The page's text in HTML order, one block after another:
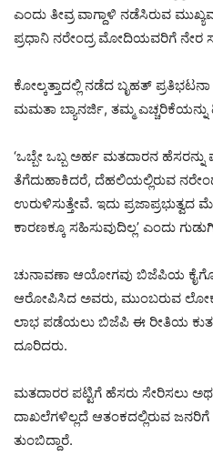
ಎಂದು ತೀವ್ರ ವಾಗ್ದಾಳಿ ನಡೆಸಿರುವ
ಪ್ರಧಾನಿ ನರೇಂದ್ರ ಮೋದಿಯವರಿಗೆ ನೇರ
ಕೋಲ್ಕತ್ತಾದಲ್ಲಿ ನಡೆದ ಬೃಹತ್
ಮಮತಾ ಬ್ಯಾನರ್ಜಿ, ತಮ್ಮ
‘ಒಬ್ಬೇ ಒಬ್ಬ ಅರ್ಹ ಮತದಾರನ
ತೆಗೆದುಹಾಕಿದರೆ, ದೆಹಲಿಯಲ್ಲಿರುವ
ಉರುಳಿಸುತ್ತೇವೆ. ಇದು ಪ್ರಜಾಪ್ರಭುತ್ವದ
ಕಾರಣಕ್ಕೂ ಸಹಿಸುವುದಿಲ್ಲ’ ಎಂದು
ಚುನಾವಣಾ ಆಯೋಗವು ಬಿಜೆಪಿಯ
ಆರೋಪಿಸಿದ ಅವರು, ಮುಂಬರುವ
ಲಾಭ ಪಡೆಯಲು ಬಿಜೆಪಿ ಈ ರೀತಿಯ
ದೂರಿದರು.
ಮತದಾರರ ಪಟ್ಟಿಗೆ ಹೆಸರು ಸೇರಿಸಲು
ದಾಖಲೆಗಳಿಲ್ಲದೆ ಆತಂಕದಲ್ಲಿರುವ
ತುಂಬಿದ್ದಾರೆ.